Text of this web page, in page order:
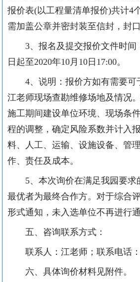
报价表(以工程量清单报价)共计4
需加盖公章并密封装至信封，封
3、报名及提交报价文件时间
日起至2020年10月10日17:00。
4、说明：报价方如有需要可
江老师现场查勘维修场地及情况
施工期间建设单位环境、现场条
程的调整，确定风险系数并计入
料、人工、运输、设施设备、管
作、责任及成本。
5、本次询价在满足我园要求
最优者为最终合作方。对于综合
形式通知，未入选单位不再进行通
五、咨询联系方式：
联系人：江老师；联系电话：
六、具体询价材料见附件。